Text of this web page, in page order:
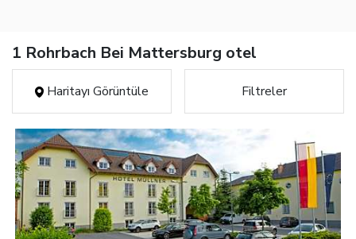
1 Rohrbach Bei Mattersburg otel
Haritayı Görüntüle Filtreler